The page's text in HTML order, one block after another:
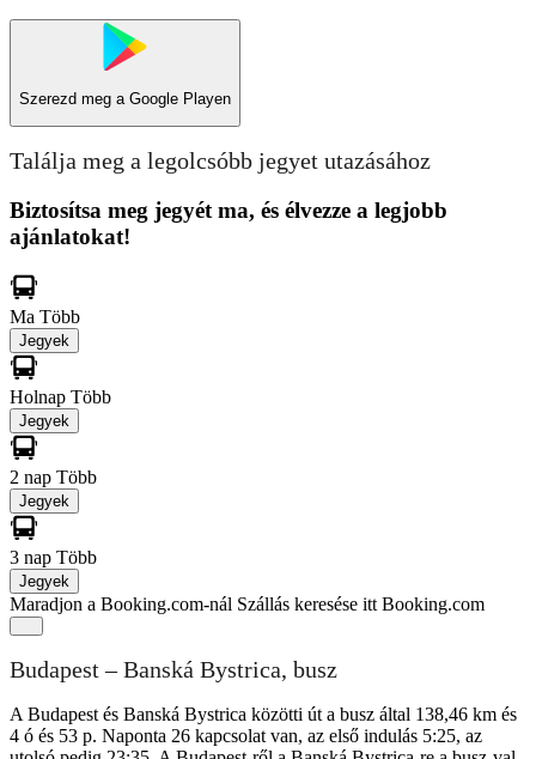
Szerezd meg a Google Playen
Találja meg a legolcsóbb jegyet utazásához
Biztosítsa meg jegyét ma, és élvezze a legjobb
ajánlatokat!
Ma Több
Jegyek
Holnap Több
Jegyek
2 nap Több
Jegyek
3 nap Több
Jegyek
Maradjon a Booking.com-nál Szállás keresése itt Booking.com
Budapest – Banská Bystrica, busz
A Budapest és Banská Bystrica közötti út a busz által 138,46 km és
4 ó és 53 p. Naponta 26 kapcsolat van, az első indulás 5:25, az